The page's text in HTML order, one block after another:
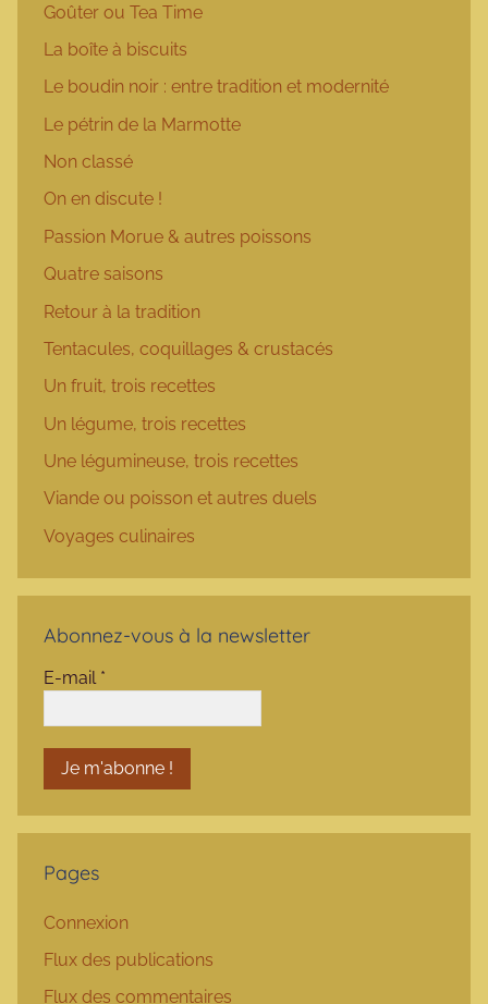
Goûter ou Tea Time
La boîte à biscuits
Le boudin noir : entre tradition et modernité
Le pétrin de la Marmotte
Non classé
On en discute !
Passion Morue & autres poissons
Quatre saisons
Retour à la tradition
Tentacules, coquillages & crustacés
Un fruit, trois recettes
Un légume, trois recettes
Une légumineuse, trois recettes
Viande ou poisson et autres duels
Voyages culinaires
Abonnez-vous à la newsletter
E-mail *
Pages
Connexion
Flux des publications
Flux des commentaires